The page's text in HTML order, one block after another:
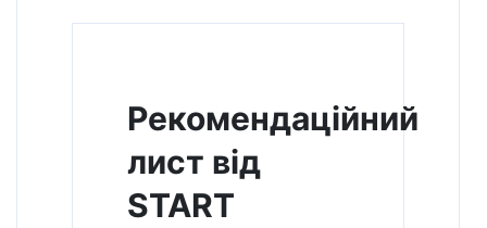
Рекомендаційний
лист від
START